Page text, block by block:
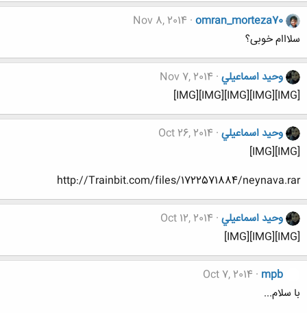
omran_morteza70
Nov 8, 2014
سلااام خوبی؟
وحيد اسماعيلي Nov 7, 2014
[IMG][IMG][IMG][IMG][IMG]
وحيد اسماعيلي Oct 26, 2014
[IMG][IMG]
http://Trainbit.com/files/1722571884/neynava.rar
وحيد اسماعيلي Oct 12, 2014
[IMG][IMG][IMG]
mpb
Oct 7, 2014
با سلام...